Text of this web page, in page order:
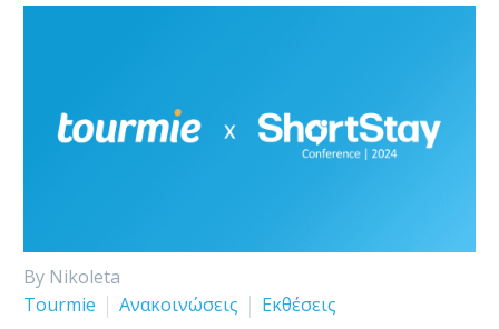
By Nikoleta
Tourmie
Ανακοινώσεις Εκθέσεις